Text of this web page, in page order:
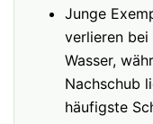
Junge
verlieren bei
Wasser,
Nachschub
häufigste